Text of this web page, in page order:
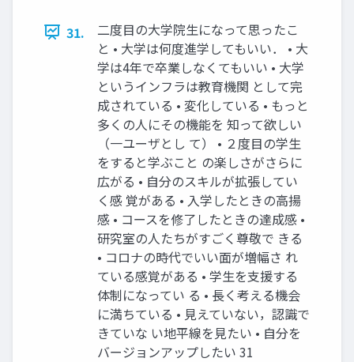
31.
⼆度⽬の⼤学院⽣になって思ったこ
と • ⼤学は何度進学してもいい． • ⼤
学は4年で卒業しなくてもいい • ⼤学
というインフラは教育機関 として完
成されている • 変化している • もっと
多くの⼈にその機能を 知って欲しい
（⼀ユーザとし て） • ２度⽬の学⽣
をすると学ぶこと の楽しさがさらに
広がる • ⾃分のスキルが拡張してい
く感 覚がある • ⼊学したときの⾼揚
感 • コースを修了したときの達成感 •
研究室の⼈たちがすごく尊敬で きる
• コロナの時代でいい⾯が増幅さ れ
ている感覚がある • 学⽣を⽀援する
体制になってい る • ⻑く考える機会
に満ちている • ⾒えていない，認識で
きていな い地平線を⾒たい • ⾃分を
バージョンアップしたい 31